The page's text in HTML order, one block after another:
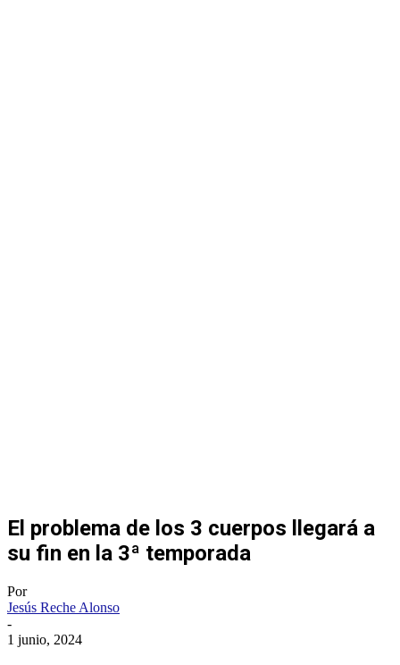
El problema de los 3 cuerpos llegará a
su fin en la 3ª temporada
Por
Jesús Reche Alonso
-
1 junio, 2024